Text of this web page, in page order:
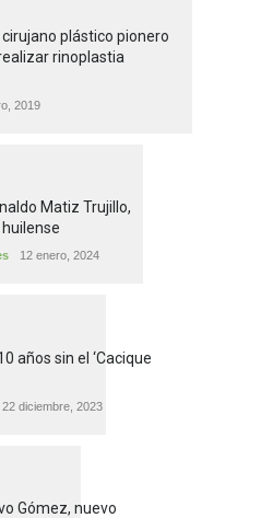
plástico pionero
rinoplastia
2019
Matiz Trujillo,
12 enero, 2024
años sin el ‘Cacique
22 diciembre, 2023
Gómez, nuevo